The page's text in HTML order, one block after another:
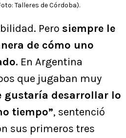
Talleres de Córdoba).
Pero siempre le
de cómo uno
. En Argentina
que jugaban muy
gustaría desarrollar lo
tiempo”, sentenció
sus primeros tres